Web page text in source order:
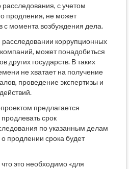
с учетом
продления, не может
с момента возбуждения дела.
коррупционных
может понадобиться
других государств. В таких
не хватает на получение
проведение экспертизы и
предлагается
срок
по указанным делам
продлении срока будет
это необходимо «для